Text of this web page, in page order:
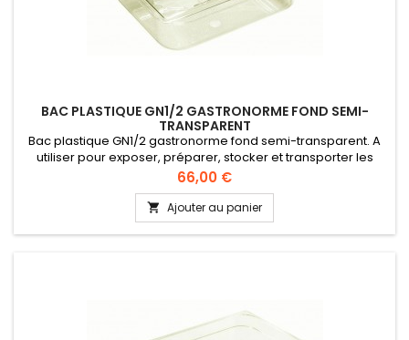
BAC PLASTIQUE GN1/2 GASTRONORME FOND SEMI-
TRANSPARENT
Bac plastique GN1/2 gastronorme fond semi-transparent. A
utiliser pour exposer, préparer, stocker et transporter les
aliments. Qualité alimentaire, conformément à la directive UE
10/2011 (CEE).
Prix
66,00 €
 Ajouter au panier